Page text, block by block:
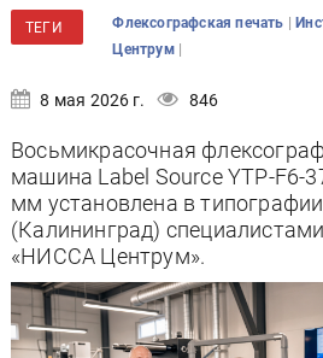
ТЕГИ Флексографская печать |
Центрум |
8 мая 2026 г. 846
Восьмикрасочная
машина Label Source YTP-F6-
мм установлена в
(Калининград)
«НИССА Центрум».